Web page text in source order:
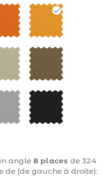
angle 8 places de 324
de (de gauche à droite):